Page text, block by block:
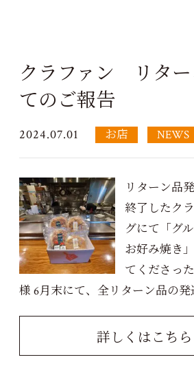
クラファン リター
てのご報告
2024.07.01 お店 NEWS
リターン品
終了したク
グにて「グ
お好み焼き
てくださっ
様 6月末にて、全リターン品の発
詳しくはこちら